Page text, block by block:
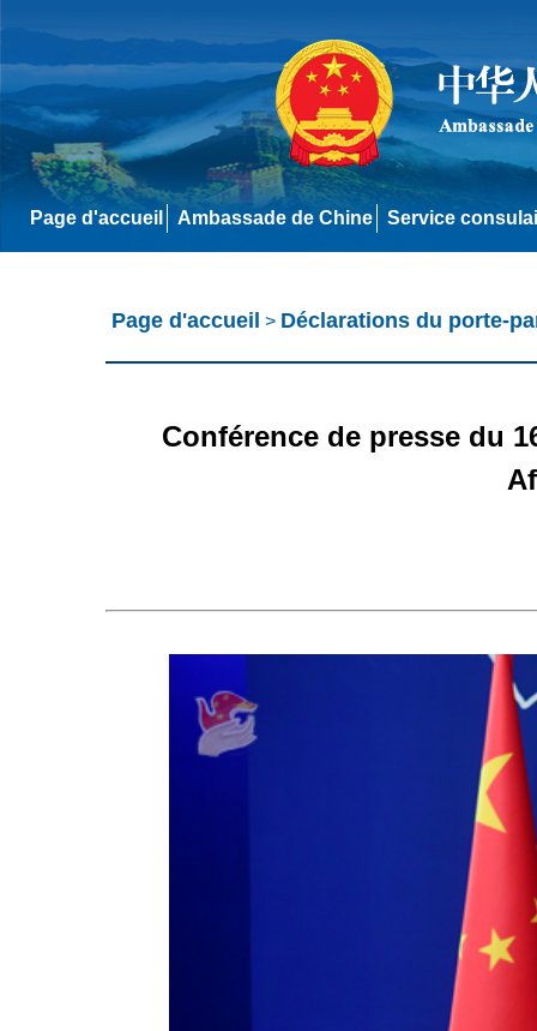
Page d'accueil Ambassade de Chine Service
Page d'accueil > Déclarations du porte-
Conférence de presse du